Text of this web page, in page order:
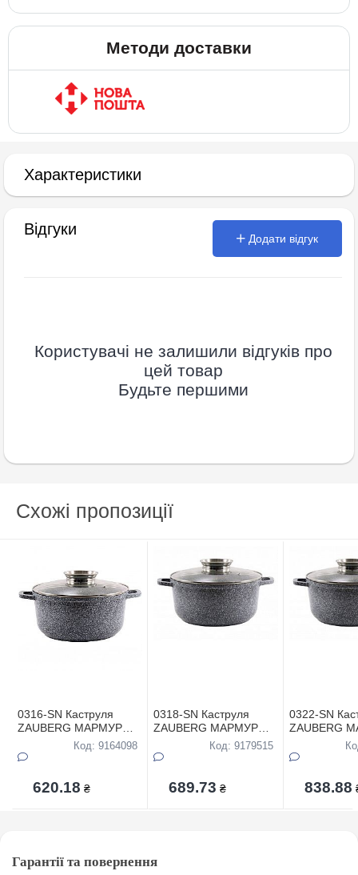
Методи доставки
Характеристики
Відгуки
Додати відгук
Користувачі не залишили відгуків про
цей товар
Будьте першими
Схожі пропозиції
0316-SN Каструля
ZAUBERG МАРМУР
кругла 1,2л в коробці
Код: 9164098
620.18 ₴
0318-SN Каструля
ZAUBERG МАРМУР
кругла 1,7л в коробці
Код: 9179515
689.73 ₴
0322-SN
ZAUBERG
кругла 3,2л
838.88
Гарантії та повернення